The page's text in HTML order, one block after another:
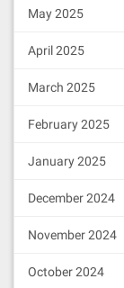
May 2025
April 2025
March 2025
February 2025
January 2025
December 2024
November 2024
October 2024